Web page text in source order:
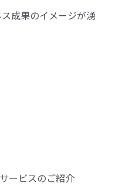
成果のイメージが湧
ービスのご紹介